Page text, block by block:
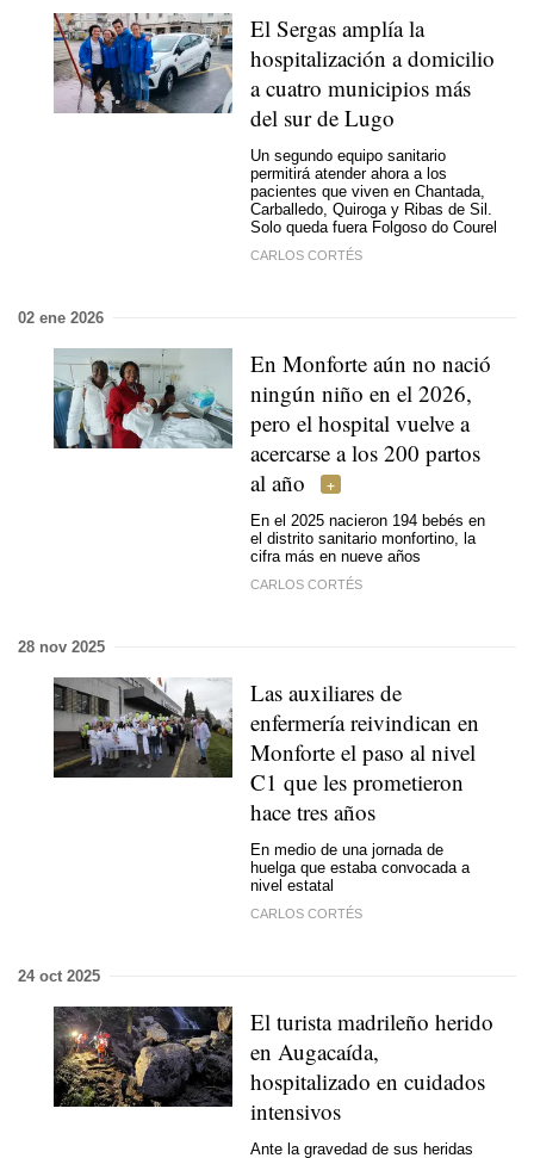
El Sergas amplía la
hospitalización a domicilio
a cuatro municipios más
del sur de Lugo
Un segundo equipo sanitario
permitirá atender ahora a los
pacientes que viven en Chantada,
Carballedo, Quiroga y Ribas de Sil.
Solo queda fuera Folgoso do Courel
CARLOS CORTÉS
02 ene 2026
En Monforte aún no nació
ningún niño en el 2026,
pero el hospital vuelve a
acercarse a los 200 partos
al año
En el 2025 nacieron 194 bebés en
el distrito sanitario monfortino, la
cifra más en nueve años
CARLOS CORTÉS
28 nov 2025
Las auxiliares de
enfermería reivindican en
Monforte el paso al nivel
C1 que les prometieron
hace tres años
En medio de una jornada de
huelga que estaba convocada a
nivel estatal
CARLOS CORTÉS
24 oct 2025
El turista madrileño herido
en Augacaída,
hospitalizado en cuidados
intensivos
Ante la gravedad de sus heridas